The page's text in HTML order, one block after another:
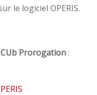
le logiciel OPERIS.
CUb Prorogation: